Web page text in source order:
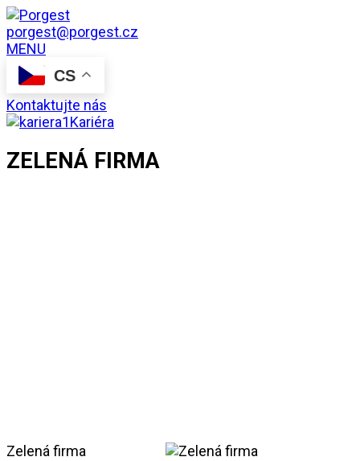
porgest@porgest.cz
MENU
CS
Kontaktujte nás
Kariéra
ZELENÁ FIRMA
Zelená firma